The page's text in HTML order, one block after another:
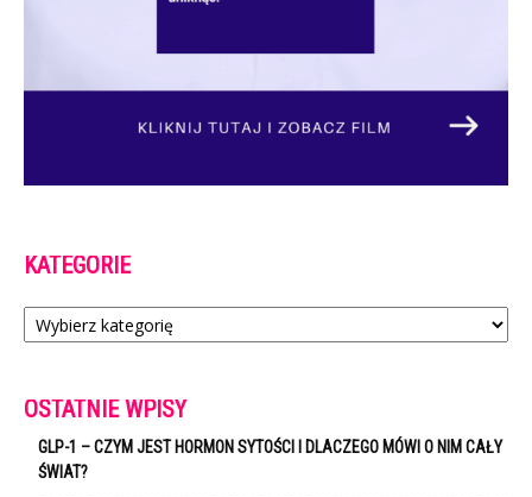
KATEGORIE
Kategorie
OSTATNIE WPISY
GLP-1 – CZYM JEST HORMON SYTOŚCI I DLACZEGO MÓWI O NIM CAŁY
ŚWIAT?